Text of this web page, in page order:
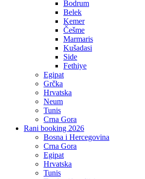
Bodrum
Belek
Kemer
Češme
Marmaris
Kušadasi
Side
Fethiye
Egipat
Grčka
Hrvatska
Neum
Tunis
Crna Gora
Rani booking 2026
Bosna i Hercegovina
Crna Gora
Egipat
Hrvatska
Tunis